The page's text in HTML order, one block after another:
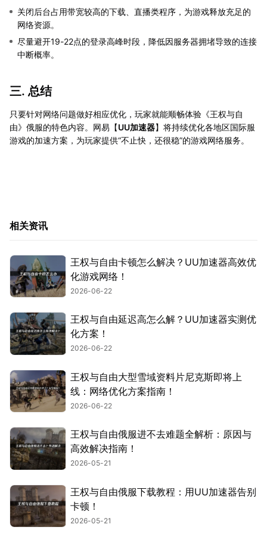
关闭后台占用带宽较高的下载、直播类程序，为游戏释放充足的
网络资源。
尽量避开19-22点的登录高峰时段，降低因服务器拥堵导致的连接
中断概率。
三. 总结
只要针对网络问题做好相应优化，玩家就能顺畅体验《王权与自
由》俄服的特色内容。网易【UU加速器】将持续优化各地区国际服
游戏的加速方案，为玩家提供“不止快，还很稳”的游戏网络服务。
相关资讯
王权与自由卡顿怎么解决？UU加速器高效优
化游戏网络！
2026-06-22
王权与自由延迟高怎么解？UU加速器实测优
化方案！
2026-06-22
王权与自由大型雪域资料片尼克斯即将上
线：网络优化方案指南！
2026-06-22
王权与自由俄服进不去难题全解析：原因与
高效解决指南！
2026-05-21
王权与自由俄服下载教程：用UU加速器告别
卡顿！
2026-05-21